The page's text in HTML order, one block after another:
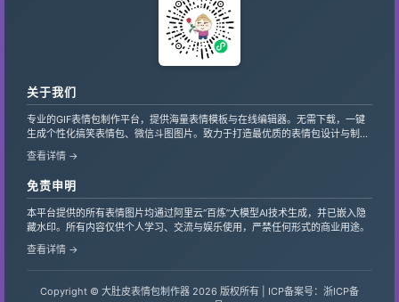
关于我们
专业的GIF表情包制作平台，提供海量表情模板与在线编辑器。无需下载，一键
生成个性化搞笑表情包、微信斗图图片。致力于打造最优质的表情包设计与制作
服务，支持自定义文字、贴纸，让创意轻松变现。
查看详情 →
免责申明
本平台提供的所有表情图片均通过阿里云“百炼”大模型AI技术生成，并已嵌入隐
藏水印。所有内容仅供个人学习、交流与娱乐使用，严禁任何形式的商业用途。
查看详情 →
Copyright © 大肚皮表情包制作器 2026 版权所有 | ICP备案号：浙ICP备